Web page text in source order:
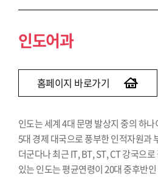
인도어과
홈페이지 바로가기
인도는 세계 4대 문명 발상지 중의 하
5대 경제 대국으로 풍부한 인적자원과
더군다나 최근 IT, BT, ST, CT 강국으
있는 인도는 평균연령이 20대 중후반